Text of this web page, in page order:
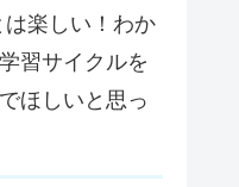
は楽しい！わか
習サイクルを
ほしいと思っ